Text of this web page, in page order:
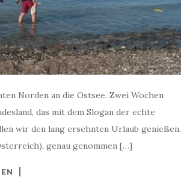
Norden an die Ostsee. Zwei Wochen
das mit dem Slogan der echte
wir den lang ersehnten Urlaub genießen.
genau genommen […]